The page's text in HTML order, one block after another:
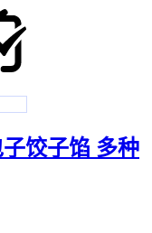
饺子馅 多种